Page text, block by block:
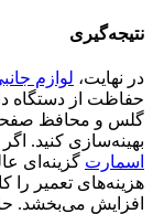
نتیجه‌گیری
در نهایت، لوازم
حفاظت از دستگاه
گلس و محافظ صفحه،
بهینه‌سازی کنید.
اسمارت گزینه‌ای
هزینه‌های تعمیر را
افزایش می‌بخشد.